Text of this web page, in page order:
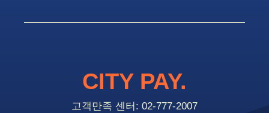
CITY PAY.
고객만족 센터: 02-777-2007